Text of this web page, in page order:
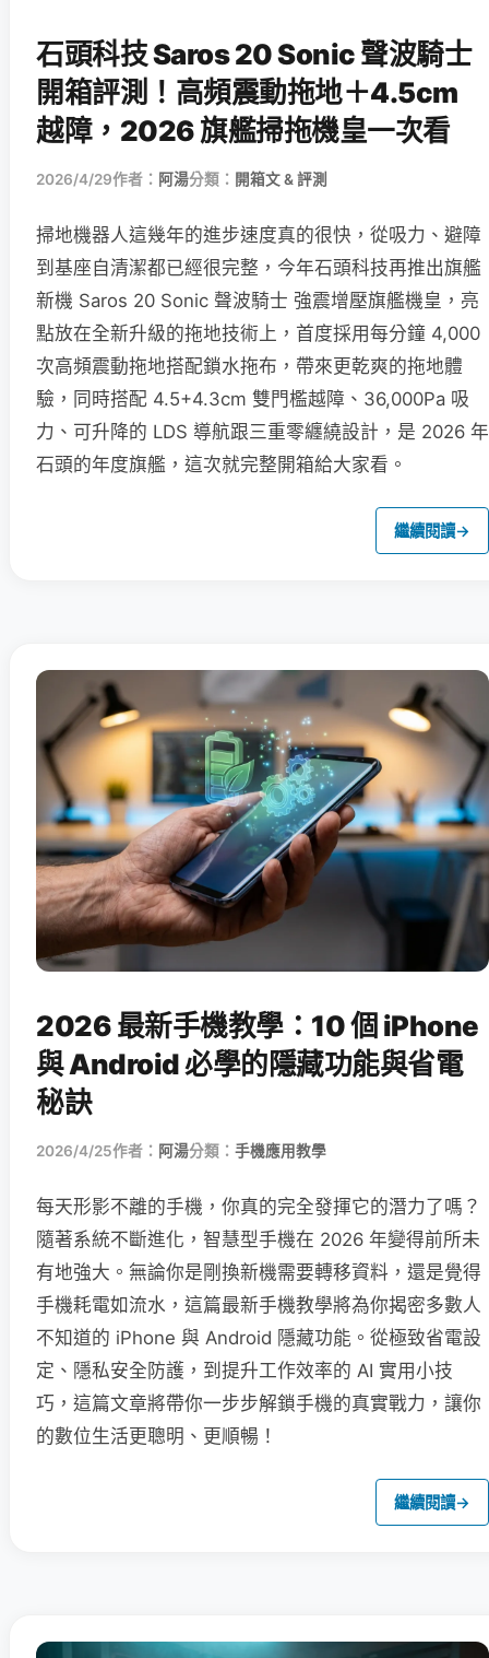
石頭科技 Saros 20 Sonic 聲波騎士
開箱評測！高頻震動拖地＋4.5cm
越障，2026 旗艦掃拖機皇一次看
2026/4/29作者： 阿湯分類： 開箱文 & 評測
掃地機器人這幾年的進步速度真的很快，從吸力、避障
到基座自清潔都已經很完整，今年石頭科技再推出旗艦
新機 Saros 20 Sonic 聲波騎士 強震增壓旗艦機皇，亮
點放在全新升級的拖地技術上，首度採用每分鐘 4,000
次高頻震動拖地搭配鎖水拖布，帶來更乾爽的拖地體
驗，同時搭配 4.5+4.3cm 雙門檻越障、36,000Pa 吸
力、可升降的 LDS 導航跟三重零纏繞設計，是 2026 年
石頭的年度旗艦，這次就完整開箱給大家看。
繼續閱讀→
2026 最新手機教學：10 個 iPhone
與 Android 必學的隱藏功能與省電
秘訣
2026/4/25作者： 阿湯分類： 手機應用教學
每天形影不離的手機，你真的完全發揮它的潛力了嗎？
隨著系統不斷進化，智慧型手機在 2026 年變得前所未
有地強大。無論你是剛換新機需要轉移資料，還是覺得
手機耗電如流水，這篇最新手機教學將為你揭密多數人
不知道的 iPhone 與 Android 隱藏功能。從極致省電設
定、隱私安全防護，到提升工作效率的 AI 實用小技
巧，這篇文章將帶你一步步解鎖手機的真實戰力，讓你
的數位生活更聰明、更順暢！
繼續閱讀→